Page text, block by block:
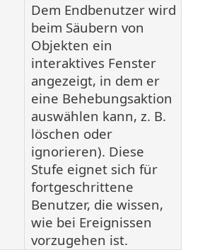
Dem Endbenutzer wird
beim Säubern von
Objekten ein
interaktives Fenster
angezeigt, in dem er
eine Behebungsaktion
auswählen kann, z. B.
löschen oder
ignorieren). Diese
Stufe eignet sich für
fortgeschrittene
Benutzer, die wissen,
wie bei Ereignissen
vorzugehen ist.